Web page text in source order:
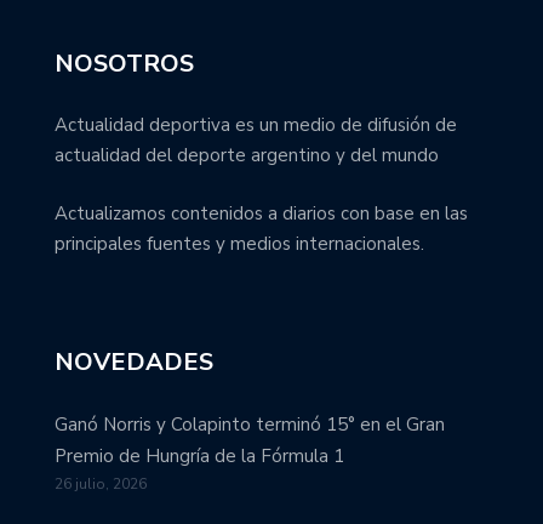
NOSOTROS
Actualidad deportiva es un medio de difusión de
actualidad del deporte argentino y del mundo
Actualizamos contenidos a diarios con base en las
principales fuentes y medios internacionales.
NOVEDADES
Ganó Norris y Colapinto terminó 15° en el Gran
Premio de Hungría de la Fórmula 1
26 julio, 2026